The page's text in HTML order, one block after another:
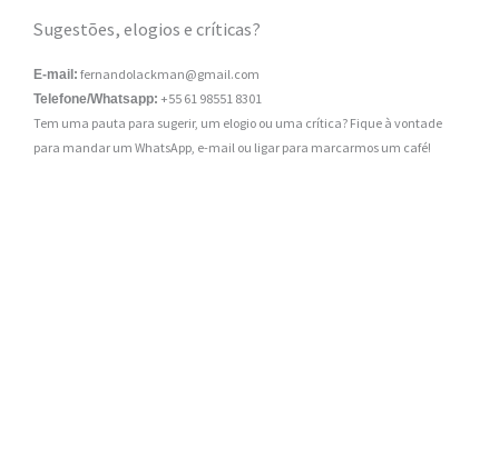
Sugestões, elogios e críticas?
E-mail: fernandolackman@gmail.com
Telefone/Whatsapp: +55 61 98551 8301
Tem uma pauta para sugerir, um elogio ou uma crítica? Fique à vontade
para mandar um WhatsApp, e-mail ou ligar para marcarmos um café!